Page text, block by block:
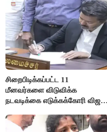
சிறைபிடிக்கப்பட்ட 11
மீனவர்களை விடுவிக்க
நடவடிக்கை எடுக்கக்கோரி விஜய்